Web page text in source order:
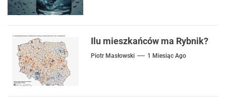
Ilu mieszkańców ma Rybnik?
Piotr Masłowski 1 Miesiąc Ago